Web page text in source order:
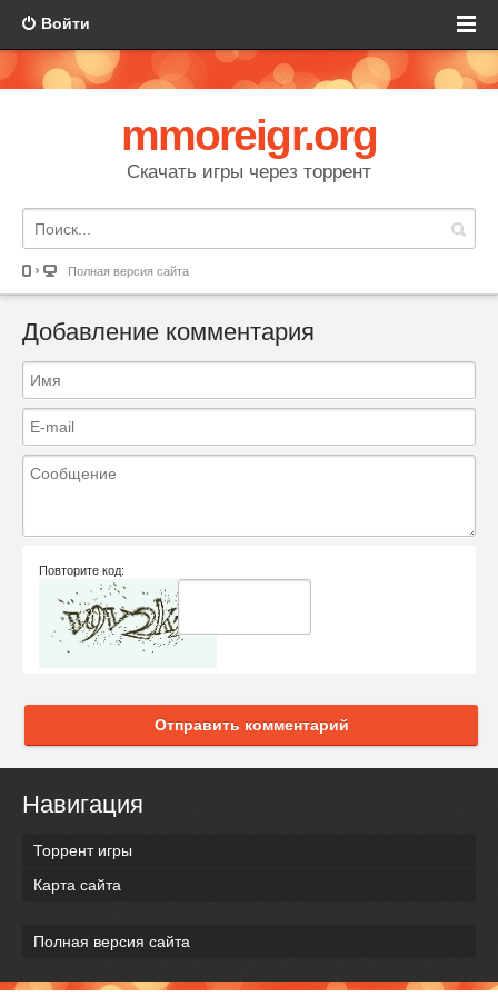
Войти
mmoreigr.org
Скачать игры через торрент
Полная версия сайта
Добавление комментария
Повторите код:
Отправить комментарий
Навигация
Торрент игры
Карта сайта
Полная версия сайта